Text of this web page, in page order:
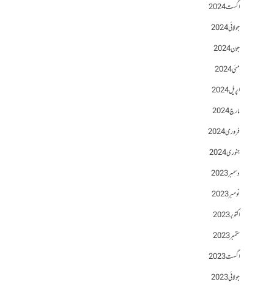
اگست 2024
جولائی 2024
جون 2024
مئی 2024
اپریل 2024
مارچ 2024
فروری 2024
جنوری 2024
دسمبر 2023
نومبر 2023
اکتوبر 2023
ستمبر 2023
اگست 2023
جولائی 2023